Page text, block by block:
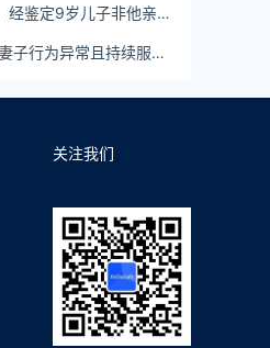
经鉴定9岁儿子非他亲
子行为异常且持续服
关注我们